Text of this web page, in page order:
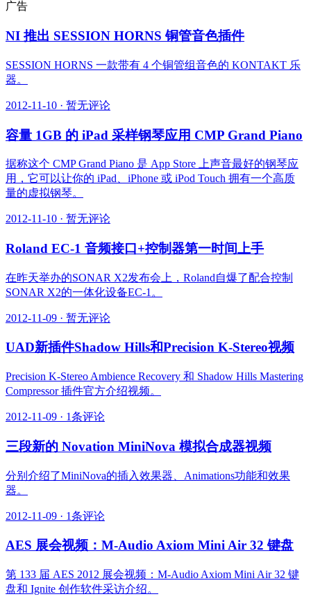
广告
NI 推出 SESSION HORNS 铜管音色插件
SESSION HORNS 一款带有 4 个铜管组音色的 KONTAKT 乐
器。
2012-11-10 · 暂无评论
容量 1GB 的 iPad 采样钢琴应用 CMP Grand Piano
据称这个 CMP Grand Piano 是 App Store 上声音最好的钢琴应
用，它可以让你的 iPad、iPhone 或 iPod Touch 拥有一个高质
量的虚拟钢琴。
2012-11-10 · 暂无评论
Roland EC-1 音频接口+控制器第一时间上手
在昨天举办的SONAR X2发布会上，Roland自爆了配合控制
SONAR X2的一体化设备EC-1。
2012-11-09 · 暂无评论
UAD新插件Shadow Hills和Precision K-Stereo视频
Precision K-Stereo Ambience Recovery 和 Shadow Hills Mastering
Compressor 插件官方介绍视频。
2012-11-09 · 1条评论
三段新的 Novation MiniNova 模拟合成器视频
分别介绍了MiniNova的插入效果器、Animations功能和效果
器。
2012-11-09 · 1条评论
AES 展会视频：M-Audio Axiom Mini Air 32 键盘
第 133 届 AES 2012 展会视频：M-Audio Axiom Mini Air 32 键
盘和 Ignite 创作软件采访介绍。